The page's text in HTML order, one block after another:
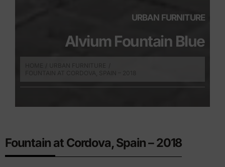
URBAN FURNITURE
Alvium Fountain Blue
Fountain at Cordova, Spain – 2018